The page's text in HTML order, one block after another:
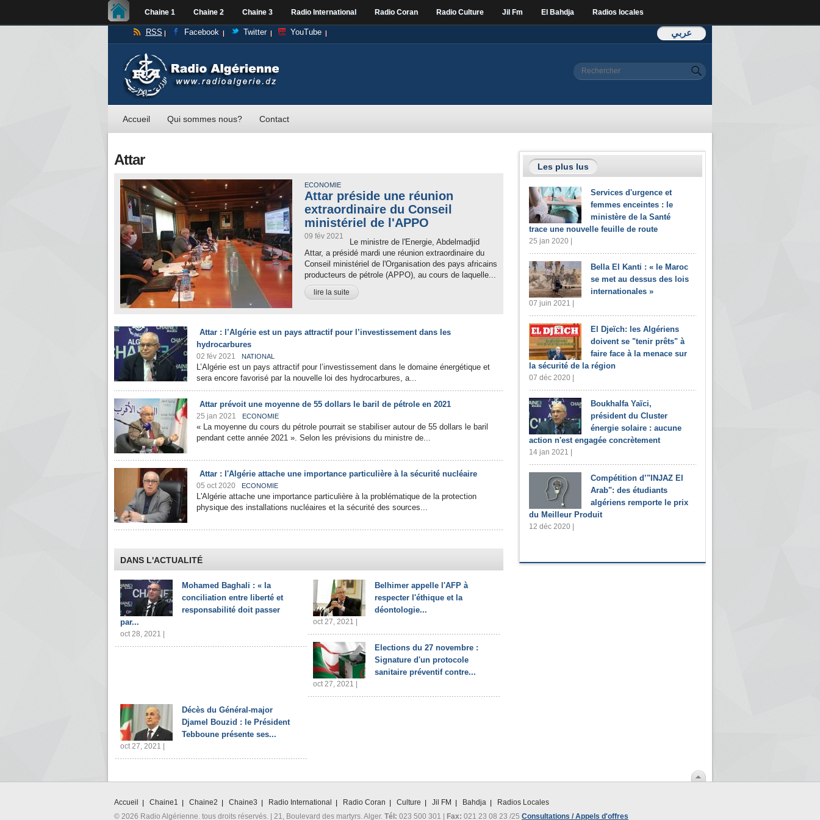
Chaine 1 Chaine 2 Chaine 3 Radio International Radio Coran Radio Culture Jil Fm El Bahdja Radios locales
عربي RSS Facebook Twitter YouTube
Formulaire de
Rechercher
Accueil Qui sommes nous? Contact
Attar
ECONOMIE
Attar préside une réunion
extraordinaire du Conseil
ministériel de l'APPO
09 fév 2021
Le ministre de l'Energie, Abdelmadjid
Attar, a présidé mardi une réunion extraordinaire du
Conseil ministériel de l'Organisation des pays africains
producteurs de pétrole (APPO), au cours de laquelle...
lire la suite
Attar : l’Algérie est un pays attractif pour l’investissement dans les
hydrocarbures
02 fév 2021 NATIONAL
L’Algérie est un pays attractif pour l’investissement dans le domaine énergétique et
sera encore favorisé par la nouvelle loi des hydrocarbures, a...
Attar prévoit une moyenne de 55 dollars le baril de pétrole en 2021
25 jan 2021 ECONOMIE
« La moyenne du cours du pétrole pourrait se stabiliser autour de 55 dollars le baril
pendant cette année 2021 ». Selon les prévisions du ministre de...
Attar : l'Algérie attache une importance particulière à la sécurité nucléaire
05 oct 2020 ECONOMIE
L'Algérie attache une importance particulière à la problématique de la protection
physique des installations nucléaires et la sécurité des sources...
DANS L'ACTUALITÉ
Mohamed Baghali : « la
conciliation entre liberté et
responsabilité doit passer
par...
oct 28, 2021 |
Belhimer appelle l'AFP à
respecter l'éthique et la
déontologie...
oct 27, 2021 |
Elections du 27 novembre :
Signature d'un protocole
sanitaire préventif contre...
oct 27, 2021 |
Décès du Général-major
Djamel Bouzid : le Président
Tebboune présente ses...
oct 27, 2021 |
Les plus lus
Services d'urgence et
femmes enceintes : le
ministère de la Santé
trace une nouvelle feuille de route
25 jan 2020 |
Bella El Kanti : « le Maroc
se met au dessus des lois
internationales »
07 juin 2021 |
El Djeïch: les Algériens
doivent se "tenir prêts" à
faire face à la menace sur
la sécurité de la région
07 déc 2020 |
Boukhalfa Yaïci,
président du Cluster
énergie solaire : aucune
action n'est engagée concrètement
14 jan 2021 |
Compétition d’"INJAZ El
Arab": des étudiants
algériens remporte le prix
du Meilleur Produit
12 déc 2020 |
Accueil Chaine1 Chaine2 Chaine3 Radio International Radio Coran Culture Jil FM Bahdja
Radios Locales
© 2026 Radio Algérienne. tous droits réservés. | 21, Boulevard des martyrs. Alger. Tél: 023 500 301 | Fax: 021 23 08 23 /25 Consultations / Appels d'offres